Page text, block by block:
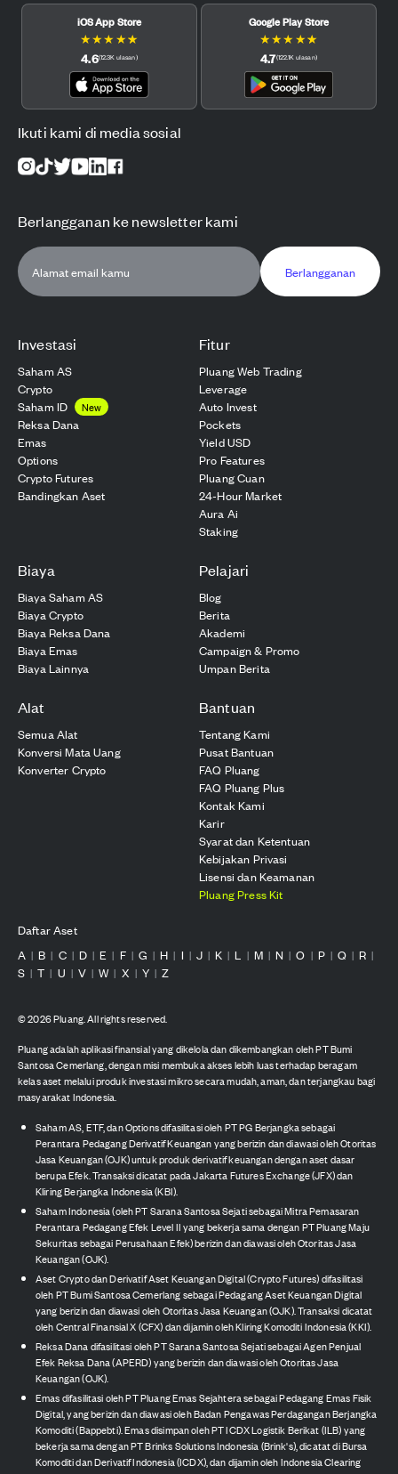
Investasi
Saham AS
Crypto
Saham ID
New
Reksa Dana
Emas
Options
Crypto Futures
Bandingkan Aset
Fitur
Pluang Web Trading
Leverage
Auto Invest
Pockets
Yield USD
Pro Features
Pluang Cuan
24-Hour Market
Aura Ai
Staking
Biaya
Biaya Saham AS
Biaya Crypto
Biaya Reksa Dana
Biaya Emas
Biaya Lainnya
Pelajari
Blog
Berita
Akademi
Campaign & Promo
Umpan Berita
Alat
Semua Alat
Konversi Mata Uang
Konverter Crypto
Bantuan
Tentang Kami
Pusat Bantuan
FAQ Pluang
FAQ Pluang Plus
Kontak Kami
Karir
Syarat dan Ketentuan
Kebijakan Privasi
Lisensi dan Keamanan
Pluang Press Kit
iOS App Store
★★★ ★★
4.6(12.3K ulasan)
Google Play Store
★★★ ★★
4.7(122.1K ulasan)
Ikuti kami di media sosial
Berlangganan ke newsletter kami
Berlangganan
Daftar Aset
A | B | C | D | E | F | G | H | I | J | K | L | M | N | O | P | Q | R |
S | T | U | V | W | X | Y | Z
©2026Pluang. All rights reserved.
Pluang adalah aplikasi finansial yang dikelola dan dikembangkan oleh PT Bumi
Santosa Cemerlang, dengan misi membuka akses lebih luas terhadap beragam
kelas aset melalui produk investasi mikro secara mudah, aman, dan terjangkau bagi
masyarakat Indonesia.
Saham AS, ETF, dan Options difasilitasi oleh PT PG Berjangka sebagai
Perantara Pedagang Derivatif Keuangan yang berizin dan diawasi oleh Otoritas
Jasa Keuangan (OJK) untuk produk derivatif keuangan dengan aset dasar
berupa Efek. Transaksi dicatat pada Jakarta Futures Exchange (JFX) dan
Kliring Berjangka Indonesia (KBI).
Saham Indonesia (oleh PT Sarana Santosa Sejati sebagai Mitra Pemasaran
Perantara Pedagang Efek Level II yang bekerja sama dengan PT Pluang Maju
Sekuritas sebagai Perusahaan Efek) berizin dan diawasi oleh Otoritas Jasa
Keuangan (OJK).
Aset Crypto dan Derivatif Aset Keuangan Digital (Crypto Futures) difasilitasi
oleh PT Bumi Santosa Cemerlang sebagai Pedagang Aset Keuangan Digital
yang berizin dan diawasi oleh Otoritas Jasa Keuangan (OJK). Transaksi dicatat
oleh Central Finansial X (CFX) dan dijamin oleh Kliring Komoditi Indonesia (KKI).
Reksa Dana difasilitasi oleh PT Sarana Santosa Sejati sebagai Agen Penjual
Efek Reksa Dana (APERD) yang berizin dan diawasi oleh Otoritas Jasa
Keuangan (OJK).
Emas difasilitasi oleh PT Pluang Emas Sejahtera sebagai Pedagang Emas Fisik
Digital, yang berizin dan diawasi oleh Badan Pengawas Perdagangan Berjangka
Komoditi (Bappebti). Emas disimpan oleh PT ICDX Logistik Berikat (ILB) yang
bekerja sama dengan PT Brinks Solutions Indonesia (Brink's), dicatat di Bursa
Komoditi dan Derivatif Indonesia (ICDX), dan dijamin oleh Indonesia Clearing